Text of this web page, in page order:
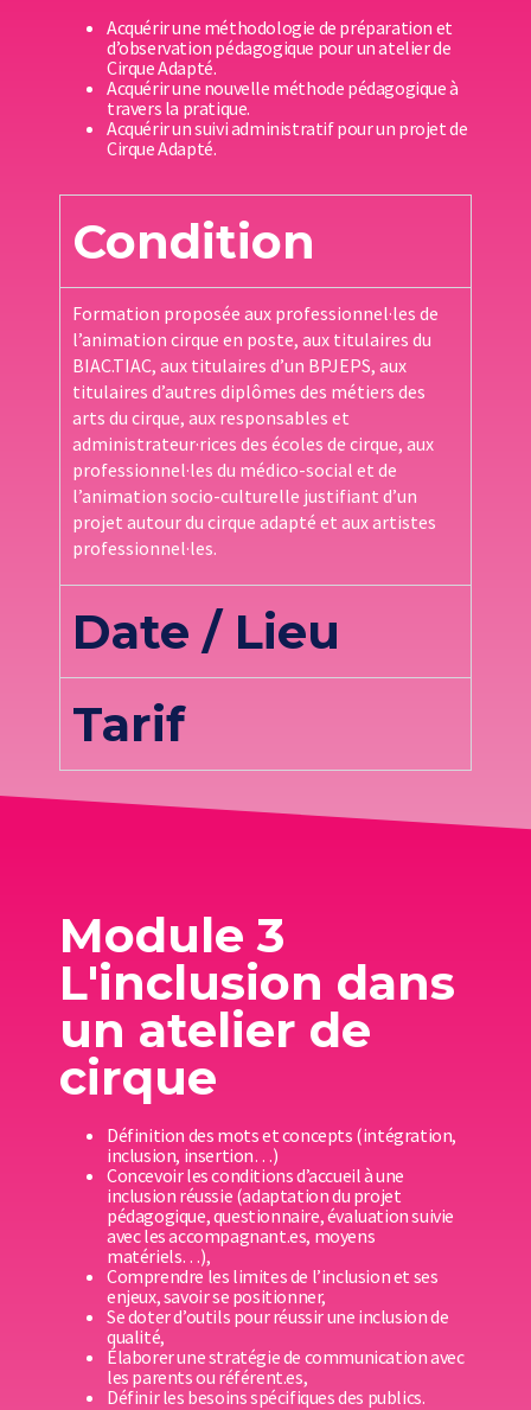
Acquérir une méthodologie de préparation et
d’observation pédagogique pour un atelier de
Cirque Adapté.
Acquérir une nouvelle méthode pédagogique à
travers la pratique.
Acquérir un suivi administratif pour un projet de
Cirque Adapté.
Condition
Formation proposée aux professionnel·les de
l’animation cirque en poste, aux titulaires du
BIAC.TIAC, aux titulaires d’un BPJEPS, aux
titulaires d’autres diplômes des métiers des
arts du cirque, aux responsables et
administrateur·rices des écoles de cirque, aux
professionnel·les du médico-social et de
l’animation socio-culturelle justifiant d’un
projet autour du cirque adapté et aux artistes
professionnel·les.
Date / Lieu
Tarif
Module 3
L'inclusion dans
un atelier de
cirque
Définition des mots et concepts (intégration,
inclusion, insertion…)
Concevoir les conditions d’accueil à une
inclusion réussie (adaptation du projet
pédagogique, questionnaire, évaluation suivie
avec les accompagnant.es, moyens
matériels…),
Comprendre les limites de l’inclusion et ses
enjeux, savoir se positionner,
Se doter d’outils pour réussir une inclusion de
qualité,
Élaborer une stratégie de communication avec
les parents ou référent.es,
Définir les besoins spécifiques des publics.